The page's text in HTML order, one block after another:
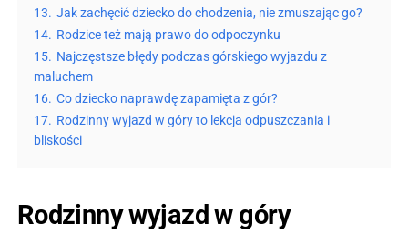
13. Jak zachęcić dziecko do chodzenia, nie zmuszając go?
14. Rodzice też mają prawo do odpoczynku
15. Najczęstsze błędy podczas górskiego wyjazdu z
maluchem
16. Co dziecko naprawdę zapamięta z gór?
17. Rodzinny wyjazd w góry to lekcja odpuszczania i
bliskości
Rodzinny wyjazd w góry